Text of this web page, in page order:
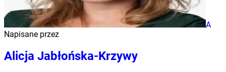
A
Napisane przez
Alicja Jabłońska-Krzywy